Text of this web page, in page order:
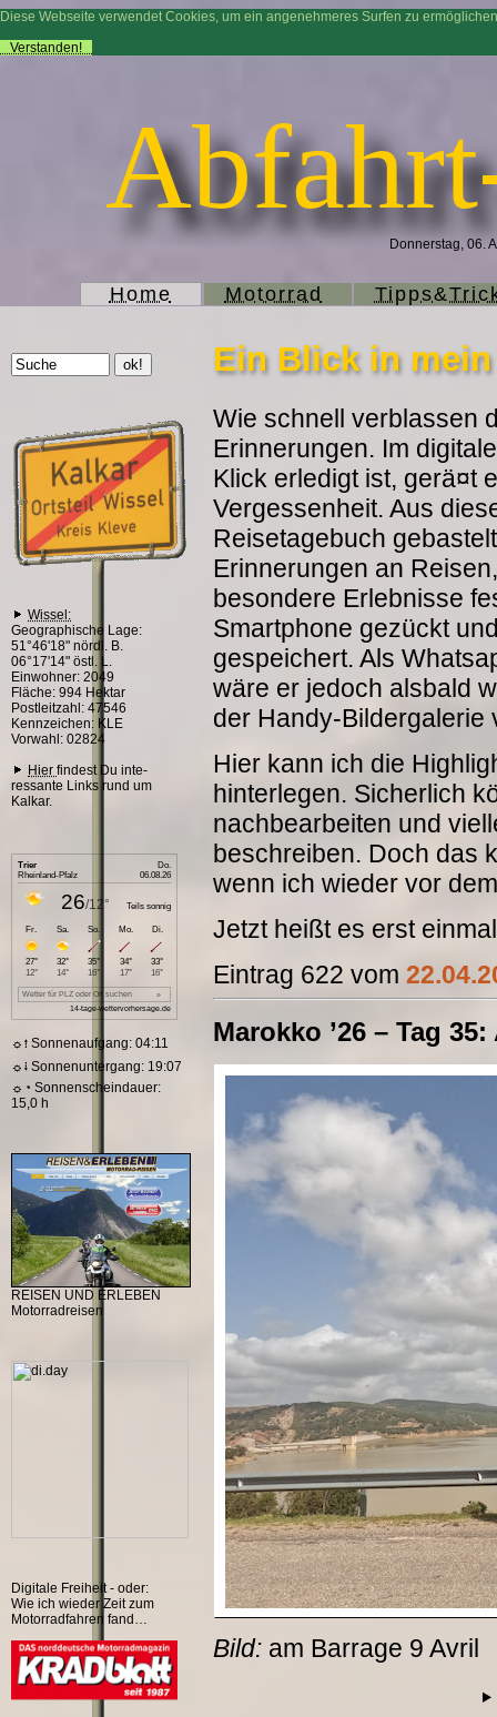
Diese Webseite verwendet Cookies, um ein angenehmeres Surfen zu
Verstanden!
Donnerstag, 06.
Home Motorrad
Wissel:
Geographische Lage:
51°46'18" nördl. B.
06°17'14" östl. L.
Einwohner: 2049
Fläche: 994 Hektar
Postleitzahl: 47546
Kennzeichen: KLE
Vorwahl: 02824
Hier findest Du inte-
ressante Links rund um
Kalkar.
☼⭫ Sonnenaufgang: 04:11
☼⭭ Sonnenuntergang: 19:07
☼◔ Sonnenscheindauer:
15,0 h
REISEN UND ERLEBEN
Motorradreisen
Digitale Freiheit - oder:
Wie ich wieder Zeit zum
Motorradfahren fand…
Ein Blick in
Wie schnell verblassen
Erinnerungen. Im
Klick erledigt ist, gerä¤t
Vergessenheit. Aus
Reisetagebuch
Erinnerungen an
besondere Erlebnisse
Smartphone gezückt
gespeichert. Als
wäre er jedoch alsbald
der Handy-Bildergalerie
Hier kann ich die
hinterlegen. Sicherlich
nachbearbeiten und
beschreiben. Doch das
wenn ich wieder vor
Jetzt heißt es erst
Eintrag 622 vom
Marokko ’26 – Tag
Bild: am Barrage 9 Avril